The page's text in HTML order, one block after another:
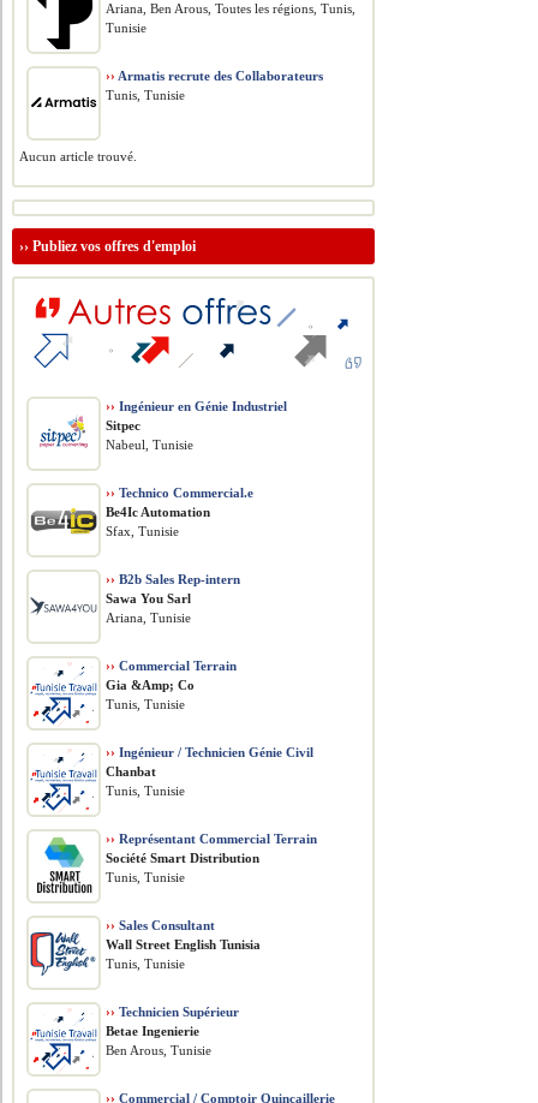
Ariana, Ben Arous, Toutes les régions, Tunis,
Tunisie
›› Armatis recrute des Collaborateurs
Tunis, Tunisie
Aucun article trouvé.
››Publiez vos offres d'emploi
›› Ingénieur en Génie Industriel
Sitpec
Nabeul, Tunisie
›› Technico Commercial.e
Be4Ic Automation
Sfax, Tunisie
›› B2b Sales Rep-intern
Sawa You Sarl
Ariana, Tunisie
›› Commercial Terrain
Gia &Amp; Co
Tunis, Tunisie
›› Ingénieur / Technicien Génie Civil
Chanbat
Tunis, Tunisie
›› Représentant Commercial Terrain
Société Smart Distribution
Tunis, Tunisie
›› Sales Consultant
Wall Street English Tunisia
Tunis, Tunisie
›› Technicien Supérieur
Betae Ingenierie
Ben Arous, Tunisie
›› Commercial / Comptoir Quincaillerie